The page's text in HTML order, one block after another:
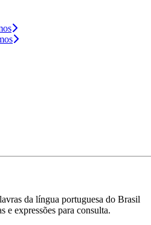
da língua portuguesa do Brasil
e expressões para consulta.